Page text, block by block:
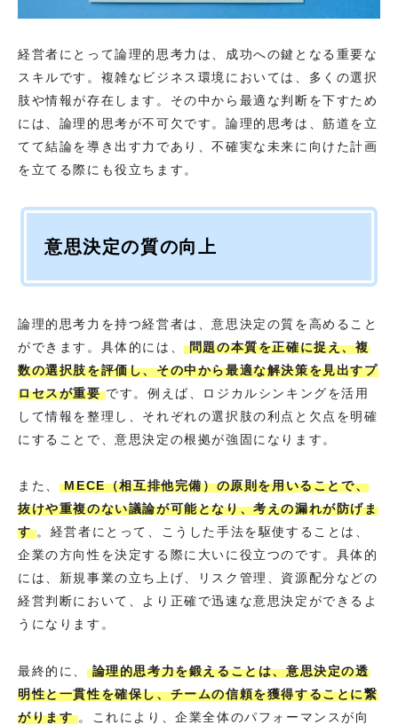
経営者にとって論理的思考力は、成功への鍵となる重要な
スキルです。複雑なビジネス環境においては、多くの選択
肢や情報が存在します。その中から最適な判断を下すため
には、論理的思考が不可欠です。論理的思考は、筋道を立
てて結論を導き出す力であり、不確実な未来に向けた計画
を立てる際にも役立ちます。
意思決定の質の向上
論理的思考力を持つ経営者は、意思決定の質を高めること
ができます。具体的には、問題の本質を正確に捉え、複
数の選択肢を評価し、その中から最適な解決策を見出すプ
ロセスが重要です。例えば、ロジカルシンキングを活用
して情報を整理し、それぞれの選択肢の利点と欠点を明確
にすることで、意思決定の根拠が強固になります。
また、 MECE（相互排他完備）の原則を用いることで、
抜けや重複のない議論が可能となり、考えの漏れが防げま
す。経営者にとって、こうした手法を駆使することは、
企業の方向性を決定する際に大いに役立つのです。具体的
には、新規事業の立ち上げ、リスク管理、資源配分などの
経営判断において、より正確で迅速な意思決定ができるよ
うになります。
最終的に、 論理的思考力を鍛えることは、意思決定の透
明性と一貫性を確保し、チームの信頼を獲得することに繋
がります。これにより、企業全体のパフォーマンスが向